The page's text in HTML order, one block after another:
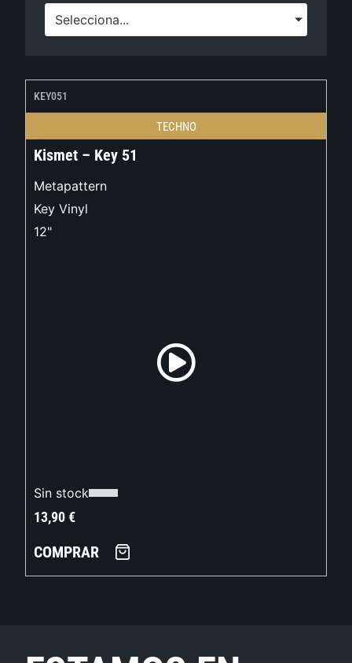
Selecciona...
KEY051
TECHNO
Kismet – Key 51
Metapattern
Key Vinyl
12"
Sin stock
13,90€
COMPRAR